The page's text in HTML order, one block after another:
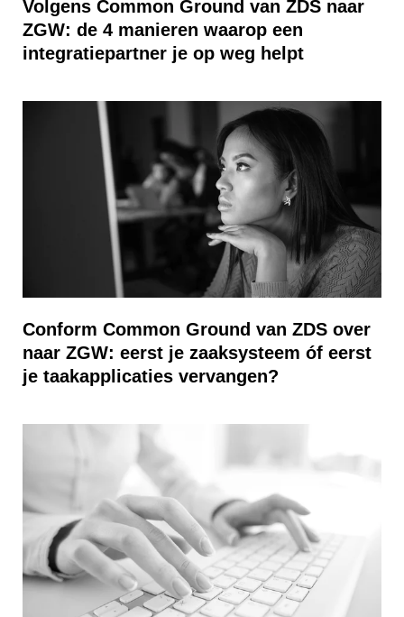
Volgens Common Ground van ZDS naar
ZGW: de 4 manieren waarop een
integratiepartner je op weg helpt
Conform Common Ground van ZDS over
naar ZGW: eerst je zaaksysteem óf eerst
je taakapplicaties vervangen?